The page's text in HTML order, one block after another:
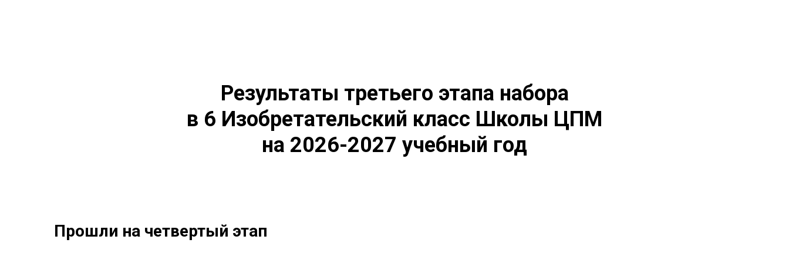
Результаты третьего этапа набора
в 6 Изобретательский класс Школы ЦПМ
на 2026-2027 учебный год
Прошли на четвертый этап